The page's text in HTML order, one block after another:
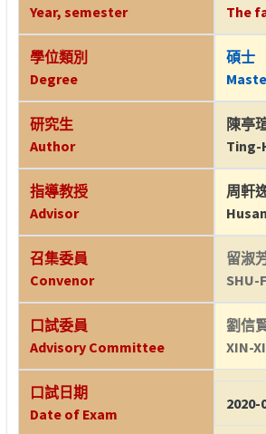
Year, semester
The
學位類別
Degree
碩士
研究生
Author
陳亭
Ting-
指導教授
Advisor
周軒
召集委員
Convenor
留淑
SHU-
口試委員
Advisory Committee
劉信
XIN-
口試日期
Date of Exam
2020-